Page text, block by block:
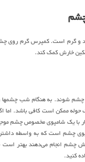
و گرم است. کمپرس گرم روی
خارش کمک کند.
شوند. به هنگام شب
ممکن است کافی باشد. اما
با یک شامپوی مخصوص چشم
چشم است که به واسطه
چشم انجام می‌دهند بهتر
کنید.